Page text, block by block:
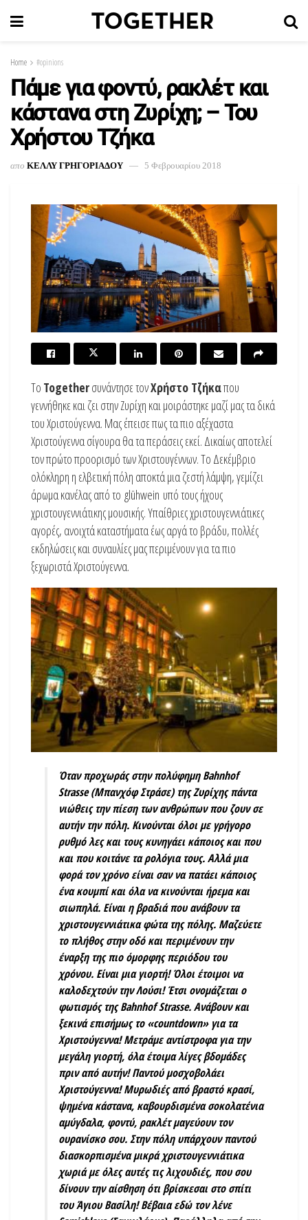
Home #opinions
Πάμε για φοντύ, ρακλέτ και
κάστανα στη Ζυρίχη; – Του
Χρήστου Τζήκα
απο ΚΕΛΛΥ ΓΡΗΓΟΡΙΑΔΟΥ 5 Φεβρουαρίου 2018
To Togetherσυνάντησε τονΧρήστο Τζήκαπου
γεννήθηκε και ζει στην Ζυρίχη και μοιράστηκε μαζί μας τα δικά
του Χριστούγεννα. Mας έπεισε πως τα πιο αξέχαστα
Χριστούγεννα σίγουρα θα τα περάσεις εκεί. Δικαίως αποτελεί
τον πρώτο προορισμό των Χριστουγέννων. Το Δεκέμβριο
ολόκληρη η ελβετική πόλη αποκτά μια ζεστή λάμψη, γεμίζει
άρωμα κανέλας από το glühwein υπό τους ήχους
χριστουγεννιάτικης μουσικής. Υπαίθριες χριστουγεννιάτικες
αγορές, ανοιχτά καταστήματα έως αργά το βράδυ, πολλές
εκδηλώσεις και συναυλίες μας περιμένουν για τα πιο
ξεχωριστά Χριστούγεννα.
Όταν προχωράς στην πολύφημηBahnhof
Strasse(Mπανχόφ Στράσε) της Ζυρίχης πάντα
νιώθεις την πίεση των ανθρώπων που ζουν σε
αυτήν την πόλη. Κινούνται όλοι με γρήγορο
ρυθμό λες και τους κυνηγάει κάποιος και που
και που κοιτάνε τα ρολόγια τους. Αλλά μια
φορά τον χρόνο είναι σαν να πατάει κάποιος
ένα κουμπί και όλα να κινούνται ήρεμα και
σιωπηλά. Είναι η βραδιά που ανάβουν τα
χριστουγεννιάτικα φώτα της πόλης. Μαζεύετε
το πλήθος στην οδό και περιμένουν την
έναρξη της πιο όμορφης περιόδου του
χρόνου. Είναι μια γιορτή! Όλοι έτοιμοι να
καλοδεχτούν την Λούσι! Έτσι ονομάζεται ο
φωτισμός της Bahnhof Strasse. Ανάβουν και
ξεκινά επισήμως το «countdown» για τα
Χριστούγεννα! Μετράμε αντίστροφα για την
μεγάλη γιορτή, όλα έτοιμα λίγες βδομάδες
πριν από αυτήν! Παντού μοσχοβολάει
Χριστούγεννα! Μυρωδιές από βραστό κρασί,
ψημένα κάστανα, καβουρδισμένα σοκολατένια
αμύγδαλα, φοντύ, ρακλέτ μαγεύουν τον
ουρανίσκο σου. Στην πόλη υπάρχουν παντού
διασκορπισμένα μικρά χριστουγεννιάτικα
χωριά με όλες αυτές τις λιχουδιές, που σου
δίνουν την αίσθηση ότι βρίσκεσαι στο σπίτι
του Άγιου Βασίλη! Βέβαια εδώ τον λένε